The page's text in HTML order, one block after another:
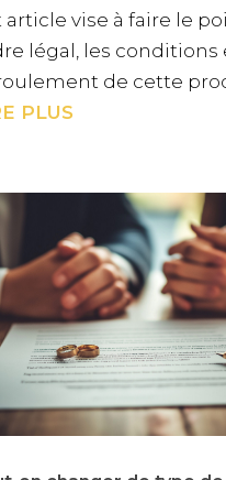
article vise à faire le
légal, les conditions
de cette
PLUS